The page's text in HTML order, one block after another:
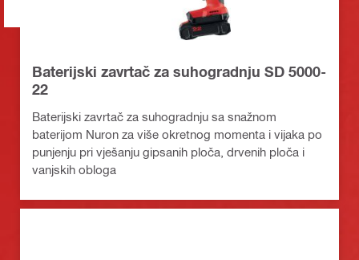
Baterijski zavrtač za suhogradnju SD 5000-
22
Baterijski zavrtač za suhogradnju sa snažnom
baterijom Nuron za više okretnog momenta i vijaka po
punjenju pri vješanju gipsanih ploča, drvenih ploča i
vanjskih obloga